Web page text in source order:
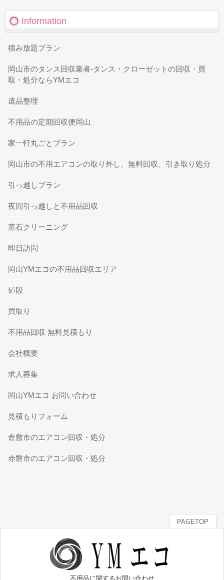
Information
積み放題プラン
岡山市のタンス回収業者-タンス・クローゼットの回収・買
取・処分ならYMエコ
遺品整理
不用品の定期回収便岡山
家一軒丸ごとプラン
岡山市の不用エアコンの取り外し、無料回収、引き取り処分
引っ越しプラン
夜間引っ越しと不用品回収
墓石クリーニング
即日訪問
岡山YMエコの不用品回収エリア
値段
買取り
不用品回収 無料見積もり
会社概要
求人募集
岡山YMエコ お問い合わせ
見積もりフォーム
倉敷市のエアコン回収・処分
赤磐市のエアコン回収・処分
PAGETOP
不用品に関するお問い合わせ